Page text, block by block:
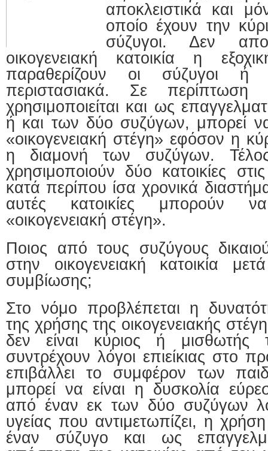
συμβίωσης
αποκλειστικά και
οποίο έχουν την
σύζυγοι. Δεν
οικογενειακή κατοικία η
παραθερίζουν οι σύζυγοι ή
περιστασιακά. Σε
χρησιμοποιείται και ως
ή και των δύο συζύγων, μπορεί
«οικογενειακή στέγη» εφόσον η
η διαμονή των συζύγων.
χρησιμοποιούν δύο κατοικίες
κατά περίπου ίσα χρονικά
αυτές κατοικίες μπορούν να
«οικογενειακή στέγη».
Ποιος από τους συζύγους
στην οικογενειακή κατοικία
συμβίωσης;
Στο νόμο προβλέπεται η
της χρήσης της οικογενειακής
δεν είναι κύριος ή μισθωτής
συντρέχουν λόγοι επιείκιας στο
επιβάλλει το συμφέρον των
μπορεί να είναι η δυσκολία
από έναν εκ των δύο συζύγων
υγείας που αντιμετωπίζει, η
έναν σύζυγο και ως